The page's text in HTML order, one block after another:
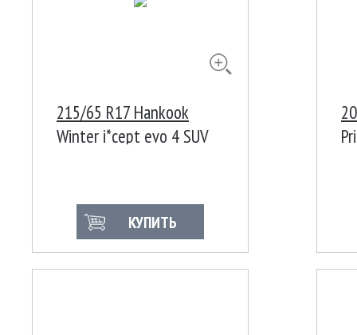
215/65 R17 Hankook
Winter i*cept evo 4 SUV
КУПИТЬ